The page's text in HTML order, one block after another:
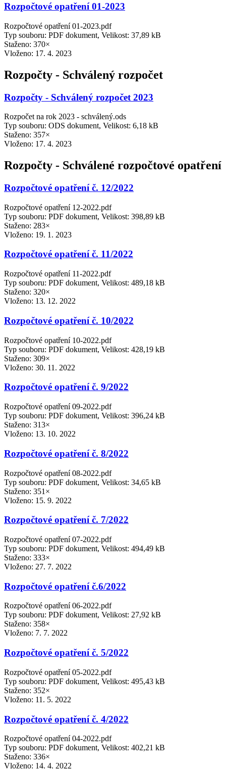
Rozpočtové opatření 01-2023
Rozpočtové opatření 01-2023.pdf
Typ souboru: PDF dokument, Velikost: 37,89 kB
Staženo: 370×
Vloženo: 17. 4. 2023
Rozpočty - Schválený rozpočet
Rozpočty - Schválený rozpočet 2023
Rozpočet na rok 2023 - schválený.ods
Typ souboru: ODS dokument, Velikost: 6,18 kB
Staženo: 357×
Vloženo: 17. 4. 2023
Rozpočty - Schválené rozpočtové opatření
Rozpočtové opatření č. 12/2022
Rozpočtové opatření 12-2022.pdf
Typ souboru: PDF dokument, Velikost: 398,89 kB
Staženo: 283×
Vloženo: 19. 1. 2023
Rozpočtové opatření č. 11/2022
Rozpočtové opatření 11-2022.pdf
Typ souboru: PDF dokument, Velikost: 489,18 kB
Staženo: 320×
Vloženo: 13. 12. 2022
Rozpočtové opatření č. 10/2022
Rozpočtové opatření 10-2022.pdf
Typ souboru: PDF dokument, Velikost: 428,19 kB
Staženo: 309×
Vloženo: 30. 11. 2022
Rozpočtové opatření č. 9/2022
Rozpočtové opatření 09-2022.pdf
Typ souboru: PDF dokument, Velikost: 396,24 kB
Staženo: 313×
Vloženo: 13. 10. 2022
Rozpočtové opatření č. 8/2022
Rozpočtové opatření 08-2022.pdf
Typ souboru: PDF dokument, Velikost: 34,65 kB
Staženo: 351×
Vloženo: 15. 9. 2022
Rozpočtové opatření č. 7/2022
Rozpočtové opatření 07-2022.pdf
Typ souboru: PDF dokument, Velikost: 494,49 kB
Staženo: 333×
Vloženo: 27. 7. 2022
Rozpočtové opatření č.6/2022
Rozpočtové opatření 06-2022.pdf
Typ souboru: PDF dokument, Velikost: 27,92 kB
Staženo: 358×
Vloženo: 7. 7. 2022
Rozpočtové opatření č. 5/2022
Rozpočtové opatření 05-2022.pdf
Typ souboru: PDF dokument, Velikost: 495,43 kB
Staženo: 352×
Vloženo: 11. 5. 2022
Rozpočtové opatření č. 4/2022
Rozpočtové opatření 04-2022.pdf
Typ souboru: PDF dokument, Velikost: 402,21 kB
Staženo: 336×
Vloženo: 14. 4. 2022